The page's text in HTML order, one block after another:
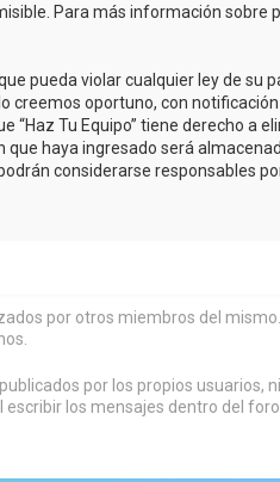
Para más información sobre
pueda violar cualquier ley de su
creemos oportuno, con
Tu Equipo” tiene derecho a
haya ingresado será
considerarse responsables
por otros miembros del
por los propios usuarios,
los mensajes dentro del foro.